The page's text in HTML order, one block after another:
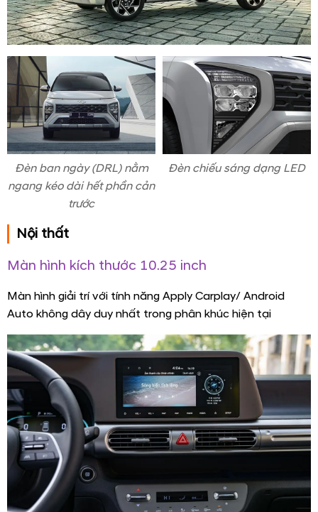
Đèn ban ngày (DRL) nằm
ngang kéo dài hết phần cản
trước
Đèn chiếu sáng dạng LED
Nội thất
Màn hình kích thước 10.25 inch
Màn hình giải trí với tính năng Apply Carplay/ Android
Auto không dây duy nhất trong phân khúc hiện tại